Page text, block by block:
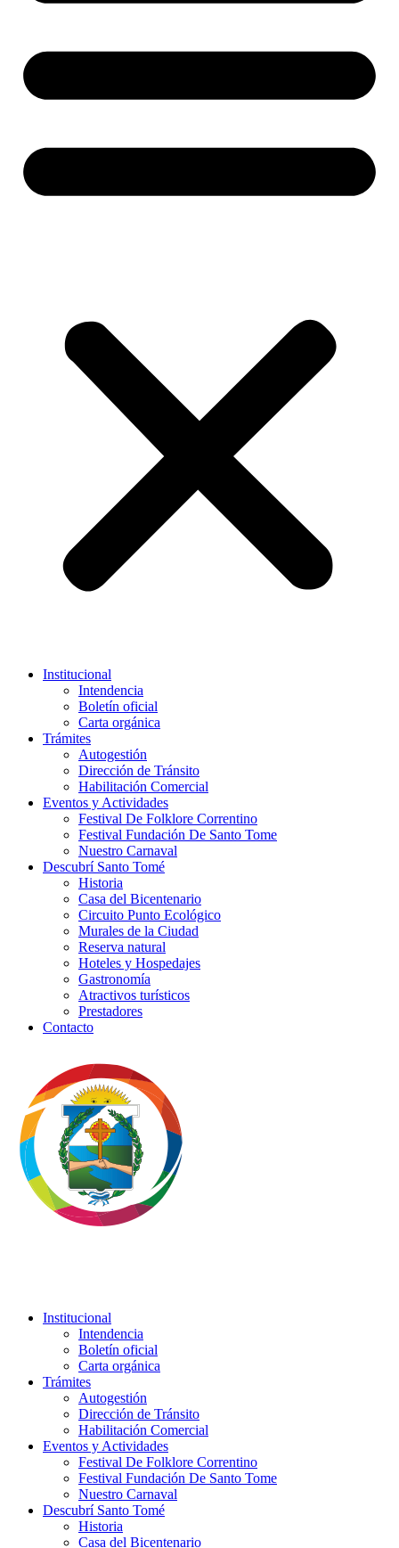
Institucional
Intendencia
Boletín oficial
Carta orgánica
Trámites
Autogestión
Dirección de Tránsito
Habilitación Comercial
Eventos y Actividades
Festival De Folklore Correntino
Festival Fundación De Santo Tome
Nuestro Carnaval
Descubrí Santo Tomé
Historia
Casa del Bicentenario
Circuito Punto Ecológico
Murales de la Ciudad
Reserva natural
Hoteles y Hospedajes
Gastronomía
Atractivos turísticos
Prestadores
Contacto
Institucional
Intendencia
Boletín oficial
Carta orgánica
Trámites
Autogestión
Dirección de Tránsito
Habilitación Comercial
Eventos y Actividades
Festival De Folklore Correntino
Festival Fundación De Santo Tome
Nuestro Carnaval
Descubrí Santo Tomé
Historia
Casa del Bicentenario